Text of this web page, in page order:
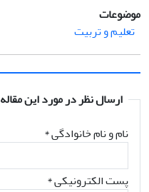
موضوعات
تعلیم و تربیت
ارسال نظر در مورد این مقاله
نام و نام خانوادگی*
پست الکترونیکی*